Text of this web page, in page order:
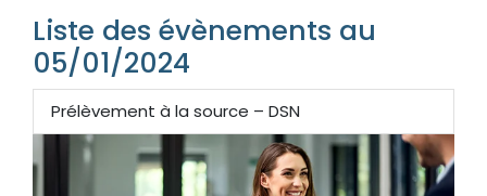
Liste des évènements au
05/01/2024
Prélèvement à la source – DSN